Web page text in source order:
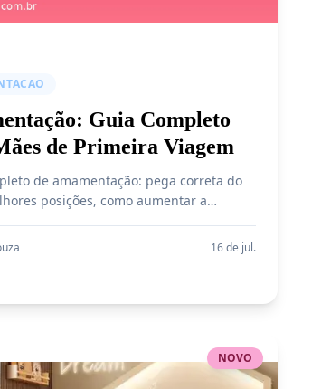
Guia Completo
de Primeira Viagem
de amamentação: pega correta do
posições, como aumentar a
para mães.
16 de jul.
NOVO